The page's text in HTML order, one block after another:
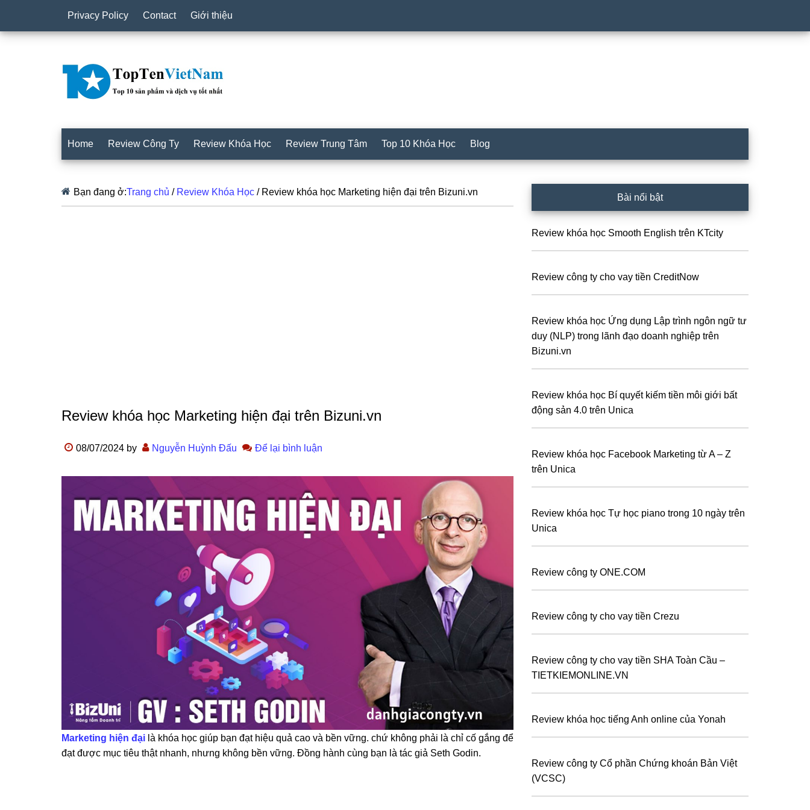
Privacy Policy Contact Giới thiệu
Home Review Công Ty Review Khóa Học Review Trung Tâm Top 10 Khóa Học Blog
Bạn đang ở:Trang chủ / Review Khóa Học /Review khóa học Marketing hiện đại trên Bizuni.vn
Review khóa học Marketing hiện đại trên Bizuni.vn
08/07/2024 by Nguyễn Huỳnh Đấu Để lại bình luận
Marketing hiện đại là khóa học giúp bạn đạt hiệu quả cao và bền vững. chứ không phải là chỉ cố gắng để
đạt được mục tiêu thật nhanh, nhưng không bền vững. Đồng hành cùng bạn là tác giả Seth Godin.
chính
Bài nổi bật
Review khóa học Smooth English trên KTcity
Review công ty cho vay tiền CreditNow
Review khóa học Ứng dụng Lập trình ngôn ngữ tư
duy (NLP) trong lãnh đạo doanh nghiệp trên
Bizuni.vn
Review khóa học Bí quyết kiếm tiền môi giới bất
động sản 4.0 trên Unica
Review khóa học Facebook Marketing từ A – Z
trên Unica
Review khóa học Tự học piano trong 10 ngày trên
Unica
Review công ty ONE.COM
Review công ty cho vay tiền Crezu
Review công ty cho vay tiền SHA Toàn Cầu –
TIETKIEMONLINE.VN
Review khóa học tiếng Anh online của Yonah
Review công ty Cổ phần Chứng khoán Bản Việt
(VCSC)